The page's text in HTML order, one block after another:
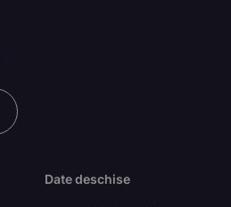
Date deschise